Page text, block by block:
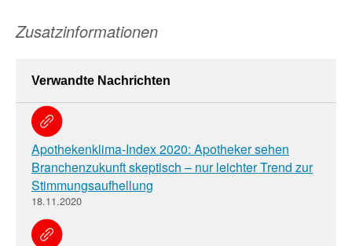
Zusatzinformationen
Verwandte Nachrichten
Apothekenklima-Index 2020: Apotheker sehen
Branchenzukunft skeptisch – nur leichter Trend zur
Stimmungsaufhellung
18.11.2020